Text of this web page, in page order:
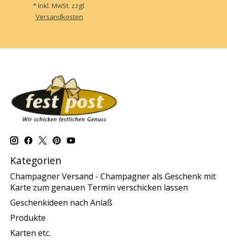
* Inkl. MwSt. zzgl.
Versandkosten
Kategorien
Champagner Versand - Champagner als Geschenk mit
Karte zum genauen Termin verschicken lassen
Geschenkideen nach Anlaß
Produkte
Karten etc.